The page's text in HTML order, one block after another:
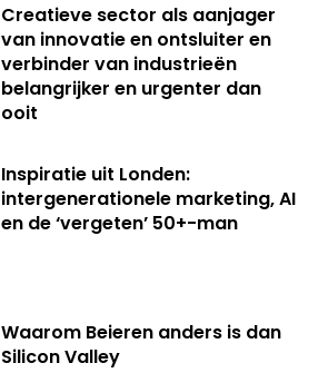
Creatieve sector als aanjager
van innovatie en ontsluiter en
verbinder van industrieën
belangrijker en urgenter dan
ooit
Inspiratie uit Londen:
intergenerationele marketing, AI
en de ‘vergeten’ 50+-man
Waarom Beieren anders is dan
Silicon Valley